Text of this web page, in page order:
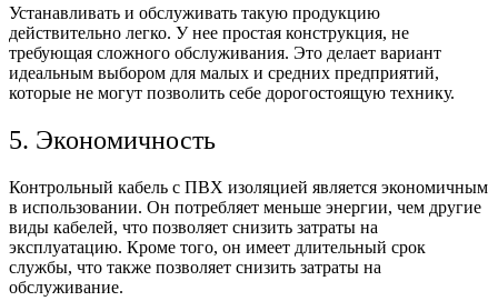
Устанавливать и обслуживать такую продукцию
действительно легко. У нее простая конструкция, не
требующая сложного обслуживания. Это делает вариант
идеальным выбором для малых и средних предприятий,
которые не могут позволить себе дорогостоящую технику.
5. Экономичность
Контрольный кабель с ПВХ изоляцией является экономичным
в использовании. Он потребляет меньше энергии, чем другие
виды кабелей, что позволяет снизить затраты на
эксплуатацию. Кроме того, он имеет длительный срок
службы, что также позволяет снизить затраты на
обслуживание.